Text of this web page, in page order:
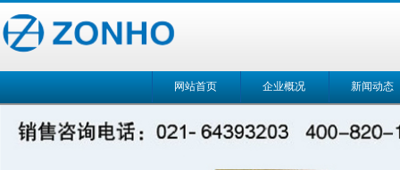
网站首页 企业概况 新闻动态